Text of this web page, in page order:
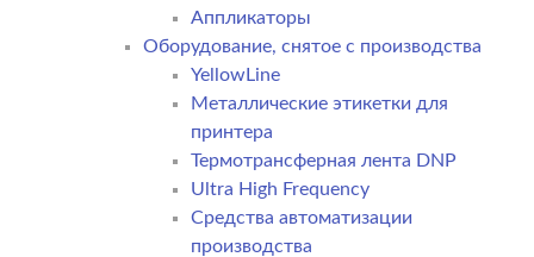
Аппликаторы
Оборудование, снятое с производства
YellowLine
Металлические этикетки для
принтера
Термотрансферная лента DNP
Ultra High Frequency
Средства автоматизации
производства